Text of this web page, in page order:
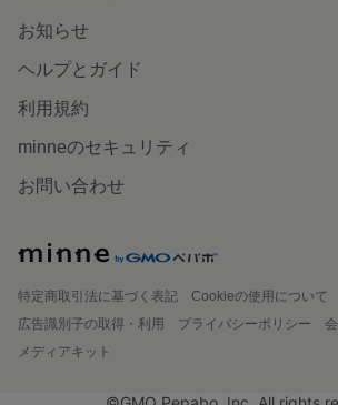
お知らせ
ヘルプとガイド
利用規約
minneのセキュリティ
お問い合わせ
特定商取引法に基づく表記
Cookieの使用について
広告識別子の取得・利用
プライバシーポリシー
メディアキット